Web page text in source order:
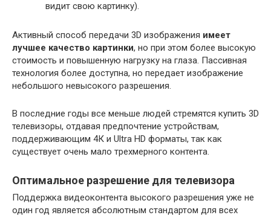
видит свою картинку).
Активный способ передачи 3D изображения имеет
лучшее качество картинки, но при этом более высокую
стоимость и повышенную нагрузку на глаза. Пассивная
технология более доступна, но передает изображение
небольшого невысокого разрешения.
В последние годы все меньше людей стремятся купить 3D
телевизоры, отдавая предпочтение устройствам,
поддерживающим 4К и Ultra HD форматы, так как
существует очень мало трехмерного контента.
Оптимальное разрешение для телевизора
Поддержка видеоконтента высокого разрешения уже не
один год является абсолютным стандартом для всех